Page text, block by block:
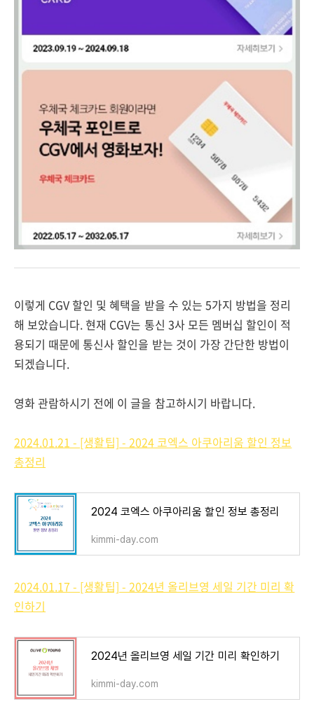
이렇게 CGV 할인 및 혜택을 받을 수 있는 5가지 방법을 정리
해 보았습니다. 현재 CGV는 통신 3사 모든 멤버십 할인이 적
용되기 때문에 통신사 할인을 받는 것이 가장 간단한 방법이
되겠습니다.
영화 관람하시기 전에 이 글을 참고하시기 바랍니다.
2024.01.21 - [생활팁] - 2024 코엑스 아쿠아리움 할인 정보
총정리
2024 코엑스 아쿠아리움 할인 정보 총정리
kimmi-day.com
2024.01.17 - [생활팁] - 2024년 올리브영 세일 기간 미리 확
인하기
2024년 올리브영 세일 기간 미리 확인하기
kimmi-day.com